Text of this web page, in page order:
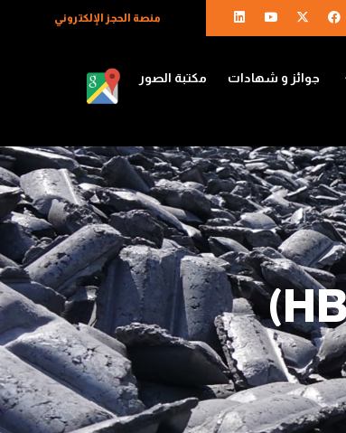
منصة الحجز الإلكتروني
جوائز و شهادات
مكتبة الصور